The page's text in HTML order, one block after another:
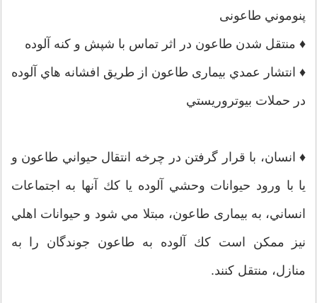
پنوموني طاعونی
♦ منتقل شدن طاعون در اثر تماس با شپش و كنه آلوده
♦ انتشار عمدي بیماری طاعون از طريق افشانه هاي آلوده
در حملات بيوتروريستي
♦ انسان، با قرار گرفتن در چرخه انتقال حيواني طاعون و
يا با ورود حيوانات وحشي آلوده يا كك آنها به اجتماعات
انساني، به بیماری طاعون، مبتلا مي شود و حيوانات اهلي
نيز ممكن است كك آلوده به طاعون جوندگان را به
منازل، منتقل كنند.